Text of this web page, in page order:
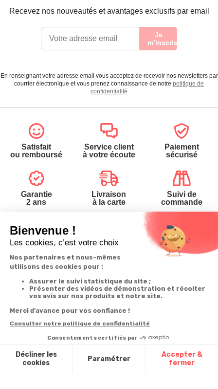
Recevez nos nouveautés et avantages exclusifs par email
Je
m’inscris
En renseignant votre adresse email vous acceptez de recevoir nos newsletters par
courrier électronique et vous prenez connaissance de notre politique de
confidentialité
Satisfait
ou remboursé
Service client
à votre écoute
Paiement
sécurisé
Garantie
2 ans
Livraison
à la carte
Suivi de
commande
Votre
commande
Suivi de
commande
Livraison
Paiement facilité
Satisfait ou
ou échange
Codes
promotionnels
Nos services
Besoin d'aide
Abonnement à la
newsletter
Désabonnement à
la newsletter
Questions
Contactez-nous
50005
Messenger
Par email :
Contactez-
nous